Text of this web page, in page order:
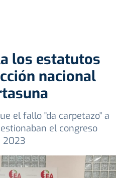
los estatutos
nacional
el fallo "da carpetazo" a
el congreso
2023